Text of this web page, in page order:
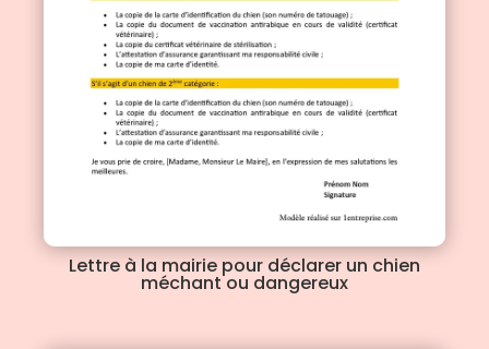
Lettre à la mairie pour déclarer un chien
méchant ou dangereux